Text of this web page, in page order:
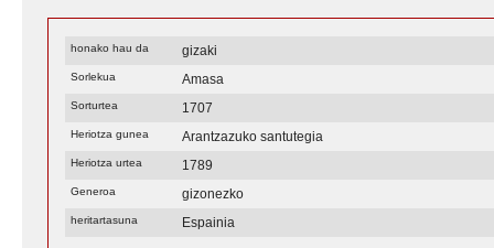
honako hau da gizaki
Sorlekua Amasa
Sorturtea 1707
Heriotza gunea Arantzazuko santutegia
Heriotza urtea 1789
Generoa gizonezko
heritartasuna Espainia